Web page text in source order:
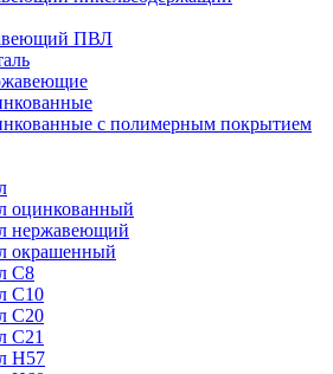
ПВЛ
с полимерным покрытием
оцинкованный
нержавеющий
окрашенный
С8
С10
С20
С21
Н57